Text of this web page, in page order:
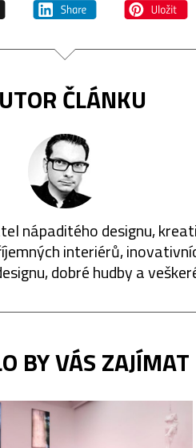
ČLÁNKU
nápaditého designu,
interiérů,
dobré hudby a
BY VÁS ZAJÍMAT